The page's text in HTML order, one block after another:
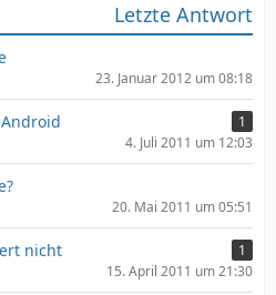
Letzte Antwort
23. Januar 2012 um 08:18
1
4. Juli 2011 um 12:03
20. Mai 2011 um 05:51
nicht
1
15. April 2011 um 21:30